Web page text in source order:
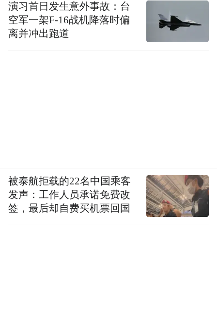
演习首日发生意外事故：台
空军一架F-16战机降落时偏
离并冲出跑道
被泰航拒载的22名中国乘客
发声：工作人员承诺免费改
签，最后却自费买机票回国